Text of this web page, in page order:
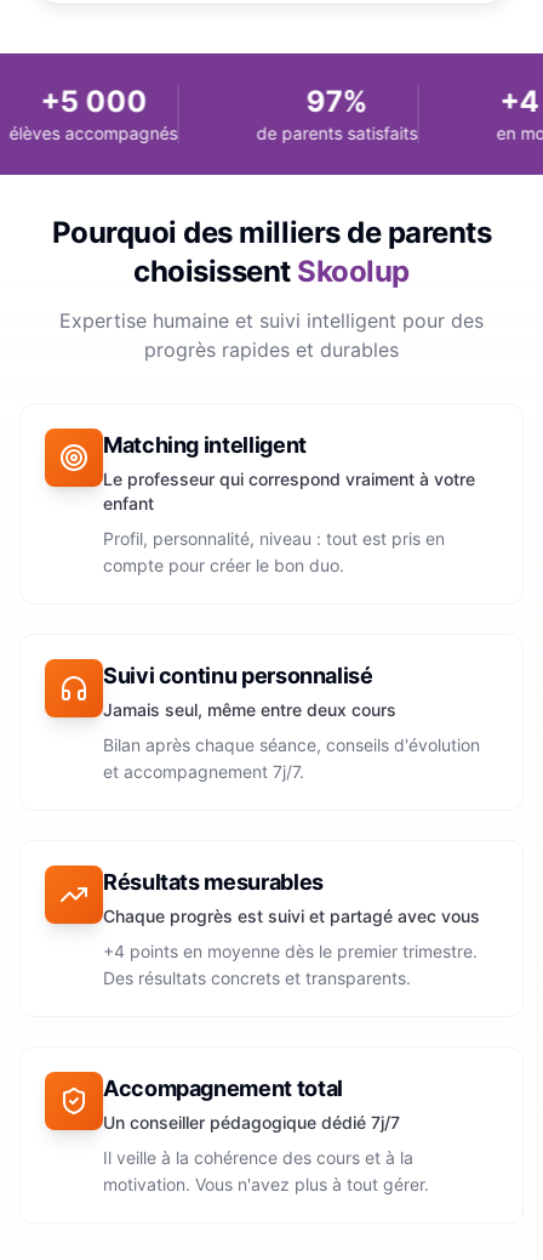
+5 000
accompagnés
97%
de parents satisfaits
+4
en
Pourquoi des milliers de parents
choisissent Skoolup
Expertise humaine et suivi intelligent pour des
progrès rapides et durables
Matching intelligent
Le professeur qui correspond vraiment à votre
enfant
Profil, personnalité, niveau : tout est pris en
compte pour créer le bon duo.
Suivi continu personnalisé
Jamais seul, même entre deux cours
Bilan après chaque séance, conseils d'évolution
et accompagnement 7j/7.
Résultats mesurables
Chaque progrès est suivi et partagé avec vous
+4 points en moyenne dès le premier trimestre.
Des résultats concrets et transparents.
Accompagnement total
Un conseiller pédagogique dédié 7j/7
Il veille à la cohérence des cours et à la
motivation. Vous n'avez plus à tout gérer.